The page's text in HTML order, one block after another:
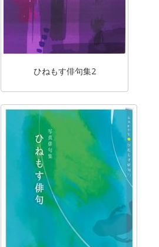
ひねもす俳句集2